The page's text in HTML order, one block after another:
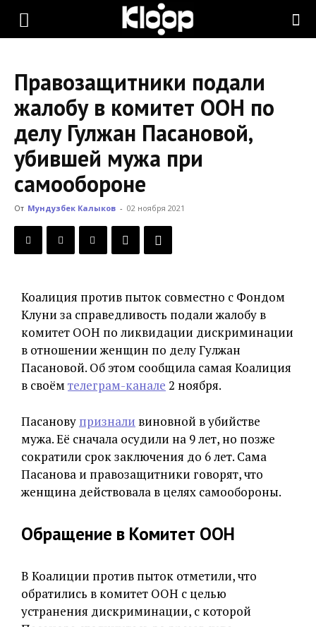
KLOOP.KG
Новости
Кыргызстана
Правозащитники подали
жалобу в комитет ООН по
делу Гулжан Пасановой,
убившей мужа при
самообороне
От Мундузбек Калыков - 02 ноября 2021
Коалиция против пыток совместно с Фондом
Клуни за справедливость подали жалобу в
комитет ООН по ликвидации дискриминации
в отношении женщин по делу Гулжан
Пасановой. Об этом сообщила самая Коалиция
в своёмтелеграм-канале 2 ноября.
Пасанову признали виновной в убийстве
мужа. Её сначала осудили на 9 лет, но позже
сократили срок заключения до 6 лет. Сама
Пасанова и правозащитники говорят, что
женщина действовала в целях самообороны.
Обращение в Комитет ООН
В Коалиции против пыток отметили, что
обратились в комитет ООН с целью
устранения дискриминации, с которой